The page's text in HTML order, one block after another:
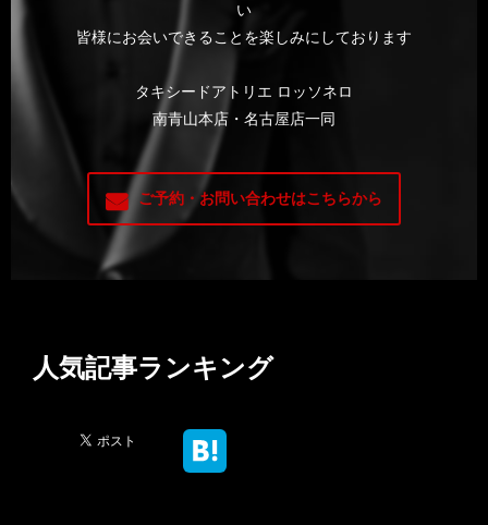
い
皆様にお会いできることを楽しみにしております
タキシードアトリエ ロッソネロ
南青山本店・名古屋店一同
ご予約・お問い合わせはこちらから
人気記事ランキング